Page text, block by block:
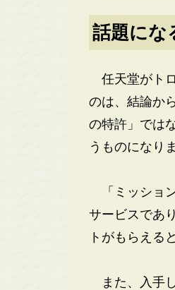
話題に
任天堂がト
のは、結論か
の特許」では
うものになり
「ミッショ
サービスであ
トがもらえる
また、入手